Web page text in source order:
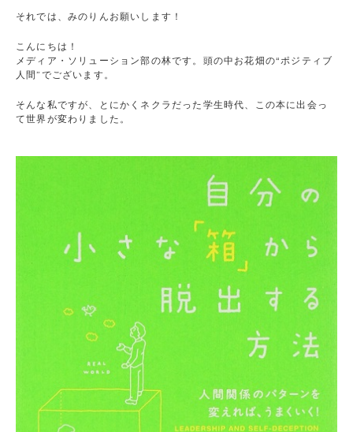
それでは、みのりんお願いします！
こんにちは！
メディア・ソリューション部の林です。頭の中お花畑の“ポジティブ
人間”でございます。
そんな私ですが、とにかくネクラだった学生時代、この本に出会っ
て世界が変わりました。